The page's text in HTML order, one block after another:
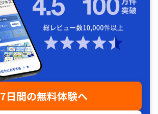
7日間の無料体験へ